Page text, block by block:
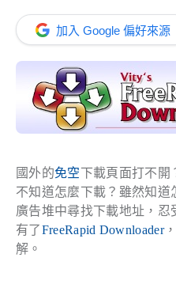
加入 Google 偏好來源
國外的免空下載頁面打不開
不知道怎麼下載？雖然知道
廣告堆中尋找下載地址，忍
有了FreeRapid Downloader
解。